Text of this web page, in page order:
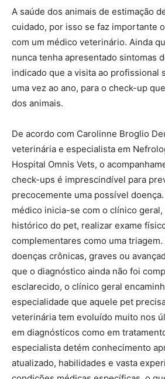
A saúde dos animais de estimação
cuidado, por isso se faz importante
com um médico veterinário. Ainda
nunca tenha apresentado sintomas
indicado que a visita ao profissional
uma vez ao ano, para o check-up
dos animais.
De acordo com Carolinne Broglio
veterinária e especialista em
Hospital Omnis Vets, o
check-ups é imprescindível para
precocemente uma possível
médico inicia-se com o clínico
histórico do pet, realizar exame
complementares como uma triagem.
doenças crônicas, graves ou
que o diagnóstico ainda não foi
esclarecido, o clínico geral
especialidade que aquele pet
veterinária tem evoluído muito nos
em diagnósticos como em
especialista detém conhecimento
atualizado, habilidades e vasta